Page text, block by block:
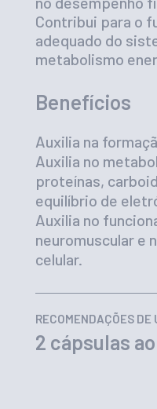
Contribui para o
adequado do
metabolismo
Benefícios
Auxilia na
Auxilia no
proteínas,
equilíbrio de
Auxilia no
neuromuscular e
celular.
RECOMENDAÇÕES DE
2 cápsulas